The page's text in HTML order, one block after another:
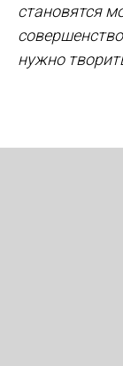
становятся
нужно